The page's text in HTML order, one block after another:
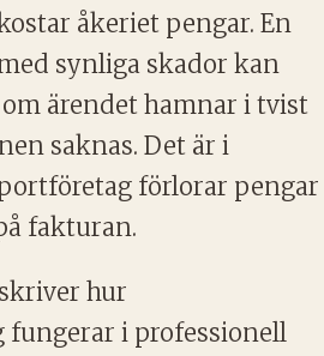
åkeriet pengar. En
synliga skador kan
ärendet hamnar i tvist
saknas. Det är i
förlorar pengar
fakturan.
hur
fungerar i professionell